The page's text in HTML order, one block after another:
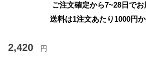
ご注文確定から7~28日でお
送料は1注文あたり 1000円
2,420 円